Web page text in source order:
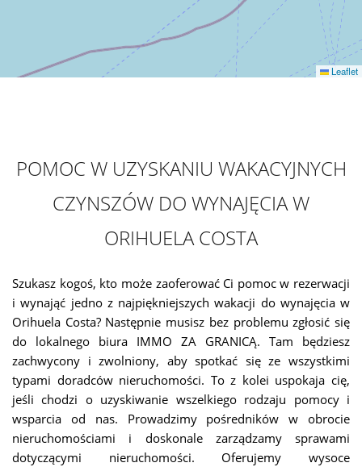
Leaflet
POMOC W UZYSKANIU WAKACYJNYCH
CZYNSZÓW DO WYNAJĘCIA W
ORIHUELA COSTA
Szukasz kogoś, kto może zaoferować Ci pomoc w rezerwacji
i wynająć jedno z najpiękniejszych wakacji do wynajęcia w
Orihuela Costa? Następnie musisz bez problemu zgłosić się
do lokalnego biura IMMO ZA GRANICĄ. Tam będziesz
zachwycony i zwolniony, aby spotkać się ze wszystkimi
typami doradców nieruchomości. To z kolei uspokaja cię,
jeśli chodzi o uzyskiwanie wszelkiego rodzaju pomocy i
wsparcia od nas. Prowadzimy pośredników w obrocie
nieruchomościami i doskonale zarządzamy sprawami
dotyczącymi nieruchomości. Oferujemy wysoce